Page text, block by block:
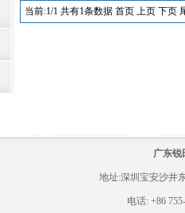
当前:1/1 共有1条数据 首页 上页 下页
广东锐
地址:深圳宝安沙井
电话: +86